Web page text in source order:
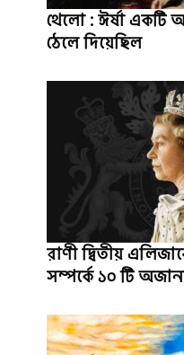
থেলো : ঈর্ষা একটি
ঠেলে দিয়েছিল
রাণী দ্বিতীয়
সম্পর্কে ১০ টি